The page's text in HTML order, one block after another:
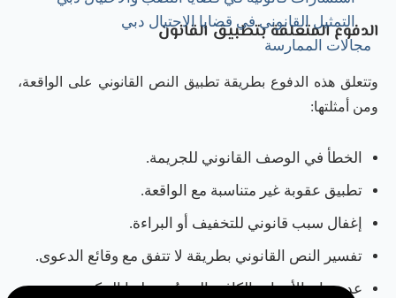
التمثيل القانوني في قضايا الاحتيال دبي
مجالات الممارسة
الدفوع المتعلقة بتطبيق القانون
وتتعلق هذه الدفوع بطريقة تطبيق النص القانوني على الواقعة،
ومن أمثلتها:
الخطأ في الوصف القانوني للجريمة.
تطبيق عقوبة غير متناسبة مع الواقعة.
إغفال سبب قانوني للتخفيف أو البراءة.
تفسير النص القانوني بطريقة لا تتفق مع وقائع الدعوى.
عدم بيان الأسباب الكافية التي بُني عليها الحكم.